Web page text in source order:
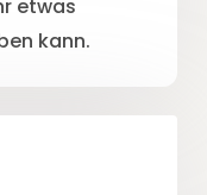
etwas
kann.